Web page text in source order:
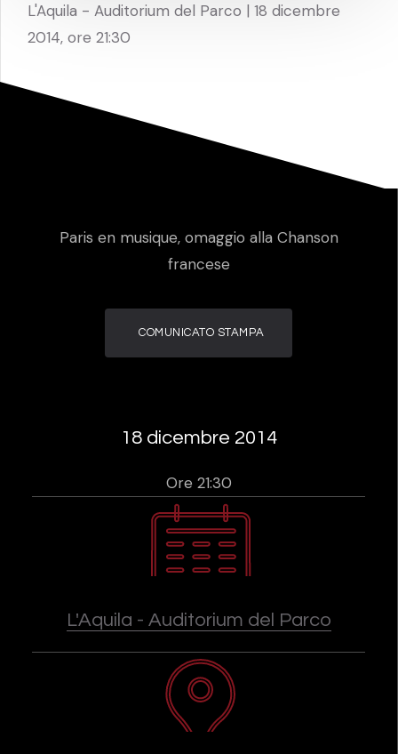
L'Aquila - Auditorium del Parco | 18 dicembre
2014, ore 21:30
Paris en musique, omaggio alla Chanson
francese
COMUNICATO STAMPA
18 dicembre 2014
Ore 21:30
L'Aquila - Auditorium del Parco